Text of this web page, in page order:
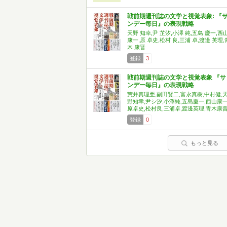
戦前期週刊誌の文学と視覚表象: 『
ンデー毎日』の表現戦略
天野 知幸,尹 芷汐,小澤 純,五島 慶一,西
康一,原 卓史,松村 良,三浦 卓,渡邊 英理,
木 康晋
登録
3
戦前期週刊誌の文学と視覚表象 『サ
ンデー毎日』の表現戦略
荒井真理亜,副田賢二,富永真樹,中村健,天
野知幸,尹シ汐,小澤純,五島慶一,西山康
原卓史,松村良,三浦卓,渡邊英理,青木康
登録
0
もっと見る